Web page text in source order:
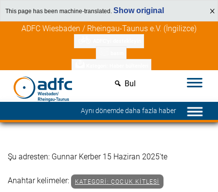
This page has been machine-translated. Show original
Üye avantajlarını keşfedin
ADFC Wiesbaden / Rheingau-Taunus e.V. (İngilizce)
Bul
Aynı dönemde daha fazla haber
Şu adresten: Gunnar Kerber 15 Haziran 2025'te
Anahtar kelimeler: KATEGORI: ÇOCUK KITLESI